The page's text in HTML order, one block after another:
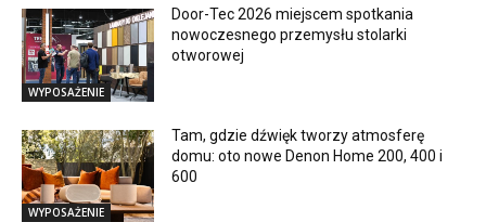
WYPOSAŻENIE
Door-Tec 2026 miejscem spotkania
nowoczesnego przemysłu stolarki
otworowej
WYPOSAŻENIE
Tam, gdzie dźwięk tworzy atmosferę
domu: oto nowe Denon Home 200, 400 i
600